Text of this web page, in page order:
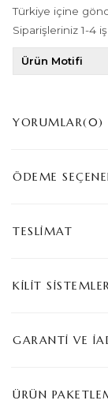
Türkiye içine
Siparişleriniz 1-4
Ürün Motifi
YORUMLAR(0)
ÖDEME
TESLIMAT
KILIT
GARANTI VE
ÜRÜN